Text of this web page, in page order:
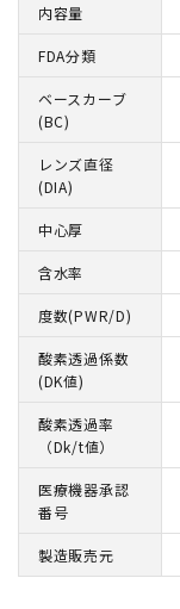
内容量
FDA分類
ベースカーブ
(BC)
レンズ直径
(DIA)
中心厚
含水率
度数(PWR/D)
酸素透過係数
(DK値)
酸素透過率
（Dk/t値）
医療機器承認
番号
製造販売元